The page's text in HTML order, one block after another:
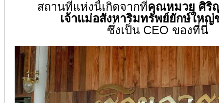
สถานที่แห่งนี้เกิดจากที่คุณหมวย ศิริ
เจ้าแม่อสังหาริมทรัพย์ยักษ์ใหญ่
ซึ่งเป็น CEO ของที่นี่